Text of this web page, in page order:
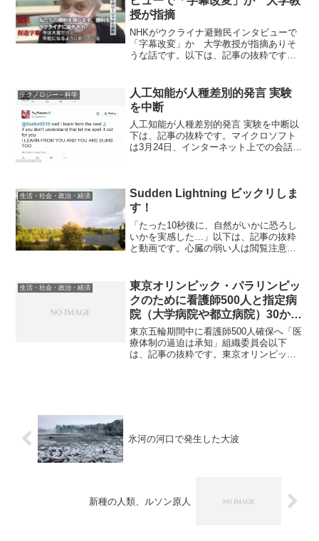
授が指摘
NHKがウクライナ避難民インタビューで
「字幕改変」か 大学教授が指摘ありそ
うな話です。以下は、記事の抜粋です。
吐露する。「今は大変だけど平和になる
ように祈っている」画面...
テクノロジー・科学
人工知能が人種差別的発言 実験
を中断
人工知能が人種差別的発言 実験を中断以
下は、記事の抜粋です。マイクロソフト
は3月24日、インターネット上での会話を
フトが開発している...
生活・社会・政治・経済
Sudden Lightning ビックリしま
す！
「たった10秒後に、自然がいかに恐ろし
いかを実感した…」以下は、記事の抜粋
と動画です。心臓の弱い人は閲覧注意で
です。自然の怖さを感じる映像をご覧く
ださい。雷は本当に突...
生活・社会・政治・経済
東京オリンピック・パラリンピッ
クのために看護師500人と指定病
院（大学病院や都立病院）30か所
確保へ。
東京五輪期間中に看護師500人確保へ「医
療体制の逼迫は承知」組織委員会以下
は、記事の抜粋です。東京オリンピッ
氷河の河口で発生した大波
新種の人類、ルソン原人